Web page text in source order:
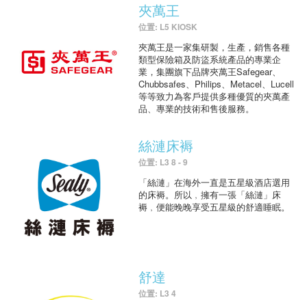
夾萬王
位置: L5 KIOSK
夾萬王是一家集研製，生產，銷售各種
類型保險箱及防盜系統產品的專業企
業，集團旗下品牌夾萬王Safegear、
Chubbsafes、Philips、Metacel、Lucell
等等致力為客戶提供多種優質的夾萬產
品、專業的技術和售後服務。
絲漣床褥
位置: L3 8 - 9
「絲漣」在海外一直是五星級酒店選用
的床褥。所以﹐擁有一張「絲漣」床
褥﹐便能晚晚享受五星級的舒適睡眠。
舒達
位置: L3 4